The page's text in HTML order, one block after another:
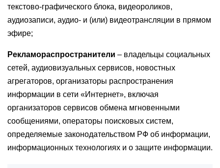
текстово-графического блока, видеороликов,
аудиозаписи, аудио- и (или) видеотрансляции в прямом
эфире;
Рекламораспространители – владельцы социальных
сетей, аудиовизуальных сервисов, новостных
агрегаторов, организаторы распространения
информации в сети «Интернет», включая
организаторов сервисов обмена мгновенными
сообщениями, операторы поисковых систем,
определяемые законодательством РФ об информации,
информационных технологиях и о защите информации.